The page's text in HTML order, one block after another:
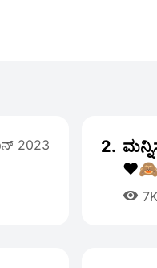
2023 2.
